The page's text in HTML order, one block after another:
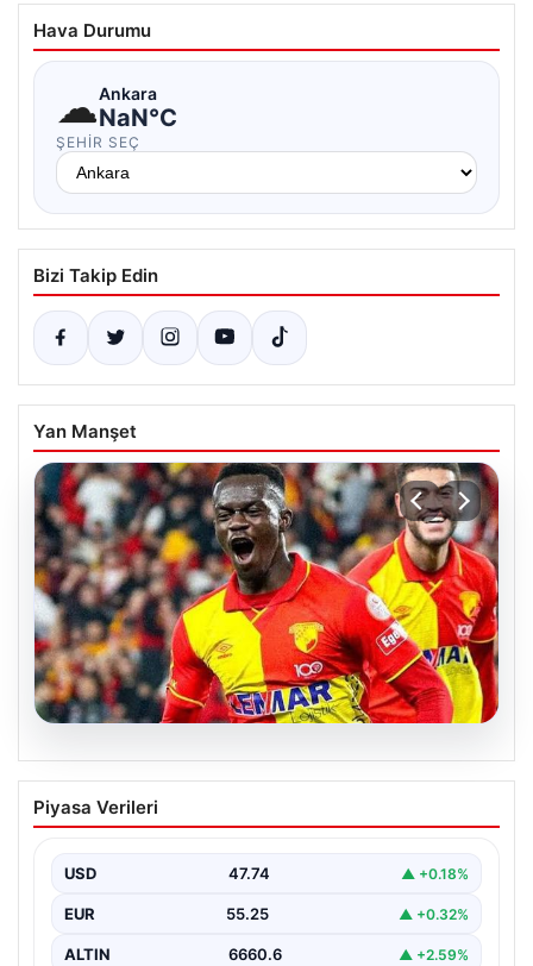
Hava Durumu
☁Ankara
NaN°C
ŞEHIR SEÇ
Bizi Takip Edin
Yan Manşet
07.08.2026
Göztepe para basacak! Yine dev satış
geliyor
Piyasa Verileri
USD 47.74 ▲ +0.18%
EUR 55.25 ▲ +0.32%
ALTIN 6660.6 ▲ +2.59%